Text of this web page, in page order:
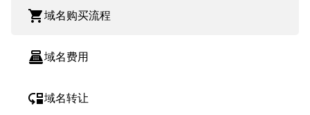
shopping_cart域名购买流程
point_of_sale域名费用
move_down域名转让